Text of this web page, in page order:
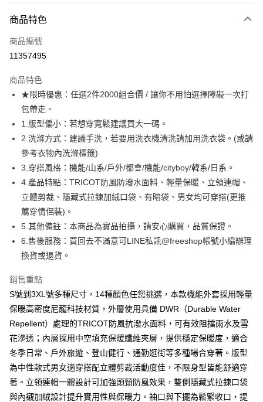
信用卡一次付款
超商取貨付款
Apple Pay
街口支付
悠遊付
ATM付款
運送方式
每筆NT$80，滿NT$1,000(含以上)免運費
付款後全家取貨
每筆NT$80，滿NT$1,000(含以上)免運費
7-11取貨付款
每筆NT$80，滿NT$1,000(含以上)免運費
每筆NT$80，滿NT$1,000(含以上)免運費
宅配
每筆NT$150，滿NT$3,000(含以上)免運費
外島郵寄
商品特色
商品編號
11357495
商品特色
★限時優惠：任選2件2000組合價 / 讓你不用怕選擇障礙一次打
包帶走。
1.版型偏小：若想穿寬鬆建議買大一碼。
2.洗滌方式：建議手洗，若要用洗衣機清洗請加用洗衣袋。(或請
參考衣物內洗滌標籤)
3.穿搭風格：機能/山系/戶外/都會/機能/cityboy/韓系/日系。
4.產品特點：TRICOT防風防潑水面料、輕量保暖、立領連帽、
立體剪裁、隱藏式拉鍊加絨口袋、有暗袋、男女均可穿搭(更推
薦穿情侶裝)。
5.其他備註：本商品為實品拍攝，請安心購買，品質保證。
6.售後服務：買回去不滿意可LINE私訊@freeshop帳號小編辦理
換貨或退貨。
銷售重點
S號到3XL號多種尺寸，14種顏色任您挑選，本款機能外套採用輕量
保暖高密度尼龍科技材質，外層使用具備 DWR（Durable Water
Repellent）處理的TRICOT防風抗潑水面料，可有效阻擋雨水及雪
花滲透；內層採用中空填充保暖纖維夾層，提供穩定保暖度，適合
冬季日常、戶外旅遊、登山健行、通勤逛街等多種場合穿著。版型
為中性款式男女適穿搭配立體剪裁活動度佳，不限身型皆能舒適穿
著。立領連帽一體設計可加強頭頸防風效果，雙側隱藏式拉鍊口袋
與內襯加絨設計提升實用性與保暖力。袖口與下擺為鬆緊收口，提